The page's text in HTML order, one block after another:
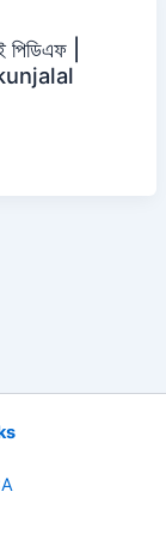
পিডিএফ |